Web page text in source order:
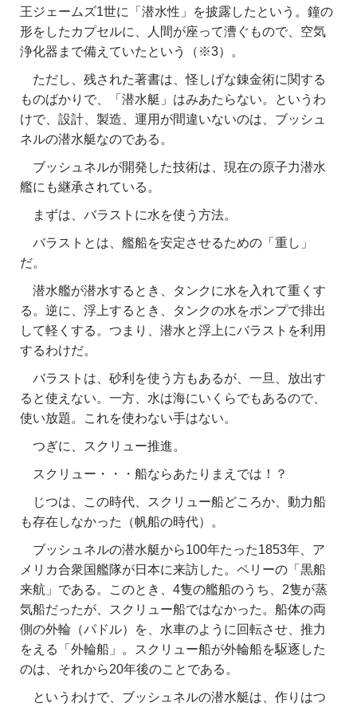
王ジェームズ1世に「潜水性」を披露したという。鐘の
形をしたカプセルに、人間が座って漕ぐもので、空気
浄化器まで備えていたという（※3）。
ただし、残された著書は、怪しげな錬金術に関する
ものばかりで、「潜水艇」はみあたらない。というわ
けで、設計、製造、運用が間違いないのは、ブッシュ
ネルの潜水艇なのである。
ブッシュネルが開発した技術は、現在の原子力潜水
艦にも継承されている。
まずは、バラストに水を使う方法。
バラストとは、艦船を安定させるための「重し」
だ。
潜水艦が潜水するとき、タンクに水を入れて重くす
る。逆に、浮上するとき、タンクの水をポンプで排出
して軽くする。つまり、潜水と浮上にバラストを利用
するわけだ。
バラストは、砂利を使う方もあるが、一旦、放出す
ると使えない。一方、水は海にいくらでもあるので、
使い放題。これを使わない手はない。
つぎに、スクリュー推進。
スクリュー・・・船ならあたりまえでは！？
じつは、この時代、スクリュー船どころか、動力船
も存在しなかった（帆船の時代）。
ブッシュネルの潜水艇から100年たった1853年、ア
メリカ合衆国艦隊が日本に来訪した。ペリーの「黒船
来航」である。このとき、4隻の艦船のうち、2隻が蒸
気船だったが、スクリュー船ではなかった。船体の両
側の外輪（パドル）を、水車のように回転させ、推力
をえる「外輪船」。スクリュー船が外輪船を駆逐した
のは、それから20年後のことである。
というわけで、ブッシュネルの潜水艇は、作りはつ